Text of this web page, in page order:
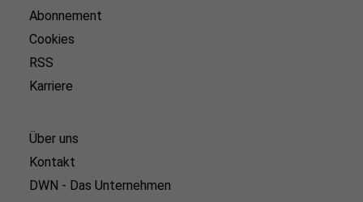
Abonnement
Cookies
RSS
Karriere
Über uns
Kontakt
DWN - Das Unternehmen